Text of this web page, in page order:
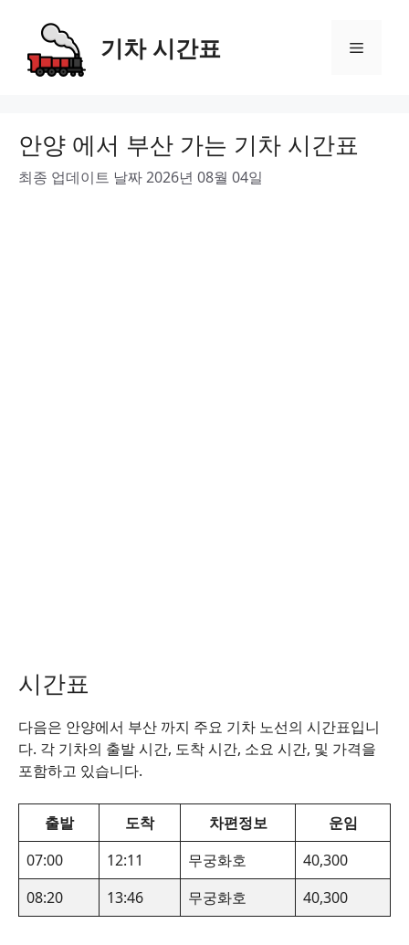
content
기차 시간표 Menu
안양 에서 부산 가는 기차 시간표
최종 업데이트 날짜 2026년 08월 04일
시간표
다음은 안양에서 부산 까지 주요 기차 노선의 시간표입니
다. 각 기차의 출발 시간, 도착 시간, 소요 시간, 및 가격을
포함하고 있습니다.
출발 도착 차편정보
운임
07:00
12:11 무궁화호
40,300
08:20
13:46 무궁화호 40,300